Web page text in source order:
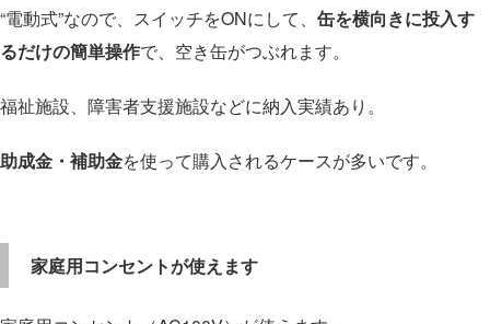
“電動式”なので、スイッチをONにして、 缶を横向きに投入す
るだけの簡単操作で、空き缶がつぶれます。
福祉施設、障害者支援施設などに納入実績あり。
助成金・補助金を使って購入されるケースが多いです。
家庭用コンセントが使えます